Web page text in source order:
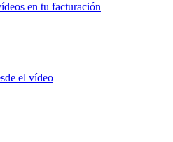
en tu facturación
el vídeo